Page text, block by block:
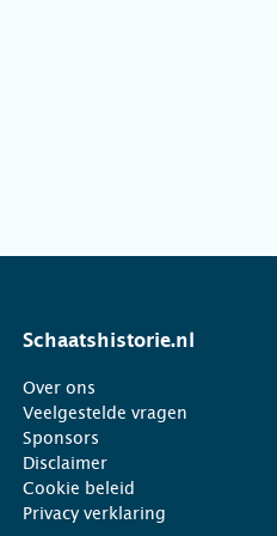
Schaatshistorie.nl
Over ons
Veelgestelde vragen
Sponsors
Disclaimer
Cookie beleid
Privacy verklaring